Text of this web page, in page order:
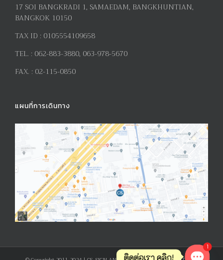
17 SOI BANGKRADI 1, SAMAEDAM, BANGKHUNTIAN,
BANGKOK 10150
TAX ID : 0105554109658
TEL. : 062-883-3880, 063-978-5670
FAX. : 02-115-0850
แผนที่การเดินทาง
ติดต่อเรา คลิก!
1